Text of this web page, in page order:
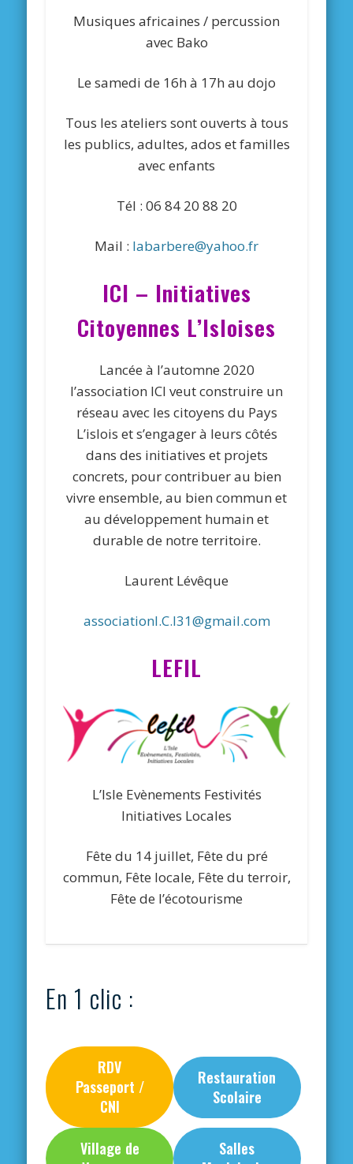
Musiques africaines / percussion
avec Bako
Le samedi de 16h à 17h au dojo
Tous les ateliers sont ouverts à tous
les publics, adultes, ados et familles
avec enfants
Tél : 06 84 20 88 20
Mail : labarbere@yahoo.fr
ICI – Initiatives
Citoyennes L’Isloises
Lancée à l’automne 2020
l’association ICI veut construire un
réseau avec les citoyens du Pays
L’islois et s’engager à leurs côtés
dans des initiatives et projets
concrets, pour contribuer au bien
vivre ensemble, au bien commun et
au développement humain et
durable de notre territoire.
Laurent Lévêque
associationI.C.I31@gmail.com
LEFIL
L’Isle Evènements Festivités
Initiatives Locales
Fête du 14 juillet, Fête du pré
commun, Fête locale, Fête du terroir,
Fête de l’écotourisme
En 1 clic :
RDV
Passeport /
CNI
Restauration
Scolaire
Village de
Salles